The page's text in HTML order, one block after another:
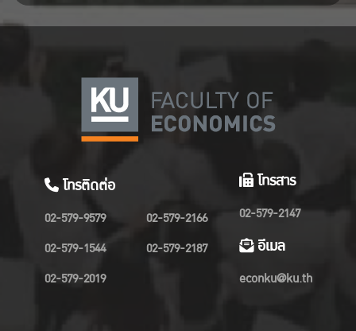
โทรติดต่อ
02-579-9579
02-579-1544
02-579-2019
02-579-2166
02-579-2187
โทรสาร
02-579-2147
อีเมล
econku@ku.th